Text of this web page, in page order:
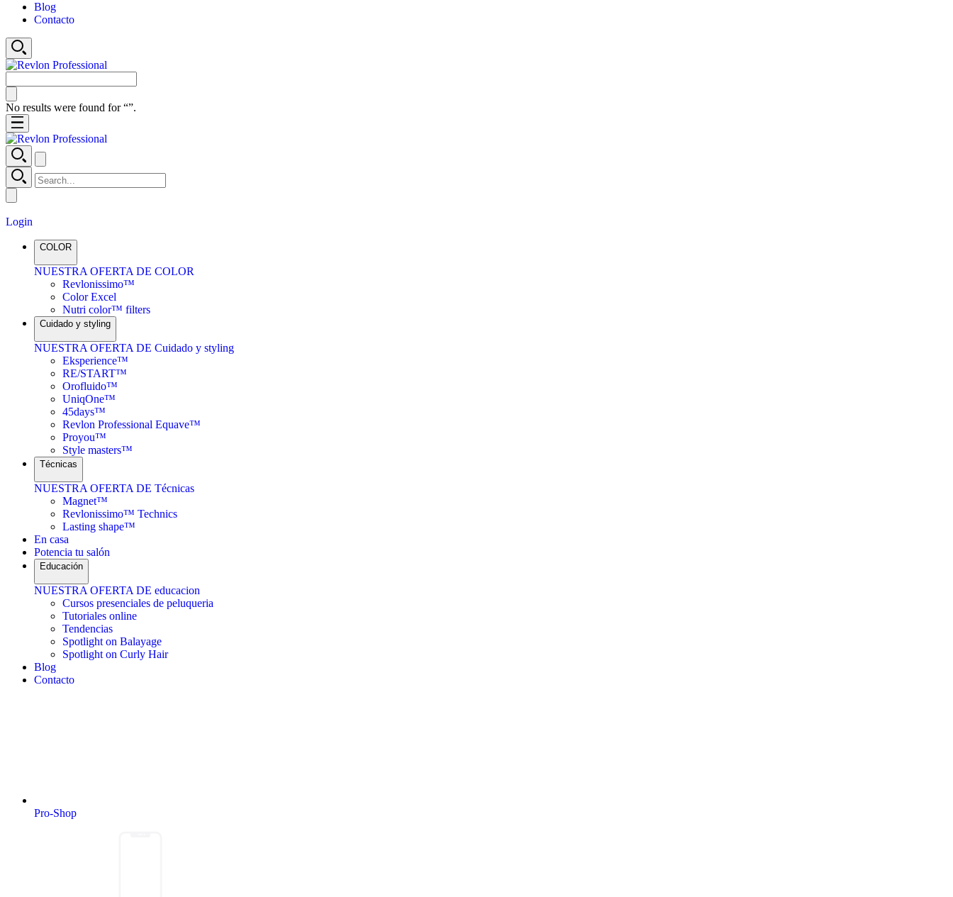
Blog
Contacto
No results were found for “”.
Login
COLOR
NUESTRA OFERTA DE COLOR
Revlonissimo™
Color Excel
Nutri color™ filters
Cuidado y styling
NUESTRA OFERTA DE Cuidado y styling
Eksperience™
RE/START™
Orofluido™
UniqOne™
45days™
Revlon Professional Equave™
Proyou™
Style masters™
Técnicas
NUESTRA OFERTA DE Técnicas
Magnet™
Revlonissimo™ Technics
Lasting shape™
En casa
Potencia tu salón
Educación
NUESTRA OFERTA DE educacion
Cursos presenciales de peluqueria
Tutoriales online
Tendencias
Spotlight on Balayage
Spotlight on Curly Hair
Blog
Contacto
Pro-Shop